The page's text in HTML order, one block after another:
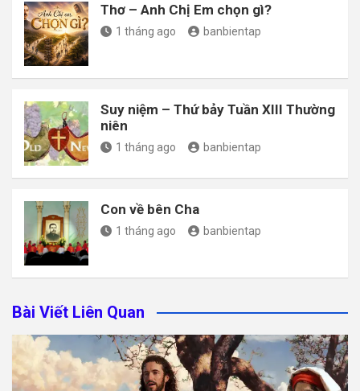
Thơ – Anh Chị Em chọn gì?
1 tháng ago banbientap
Suy niệm – Thứ bảy Tuần XIII Thường
niên
1 tháng ago banbientap
Con về bên Cha
1 tháng ago banbientap
Bài Viết Liên Quan